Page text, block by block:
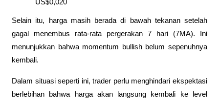
US$0,020
Selain itu, harga masih berada di bawah tekanan setelah
gagal menembus rata-rata pergerakan 7 hari (7MA). Ini
menunjukkan bahwa momentum bullish belum sepenuhnya
kembali.
Dalam situasi seperti ini, trader perlu menghindari ekspektasi
berlebihan bahwa harga akan langsung kembali ke level